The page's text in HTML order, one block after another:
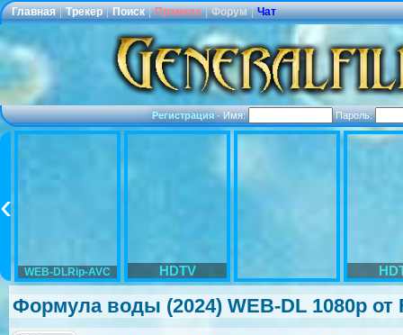
Главная | Трекер | Поиск | Правила | Форум | Чат
Регистрация·Имя: Пароль:
WEB-DLRip-AVC HDTV
Формула воды (2024) WEB-DL 1080p от